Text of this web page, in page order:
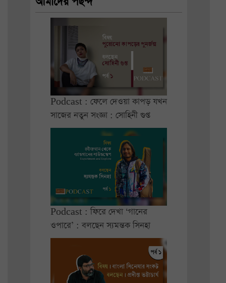
Podcast : ফেলে দেওয়া কাপড় যখন
সাজের নতুন সংজ্ঞা : সোহিনী গুপ্ত
Podcast : ফিরে দেখা ‘গানের
ওপারে’ : বলছেন স্যমন্তক সিনহা